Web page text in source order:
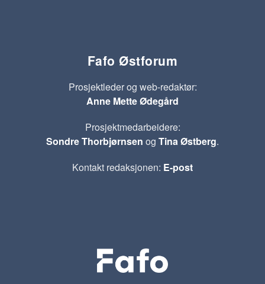
Fafo Østforum
Prosjektleder og web-redaktør:
Anne Mette Ødegård
Prosjektmedarbeidere:
Sondre Thorbjørnsen og Tina Østberg.
Kontakt redaksjonen: E-post